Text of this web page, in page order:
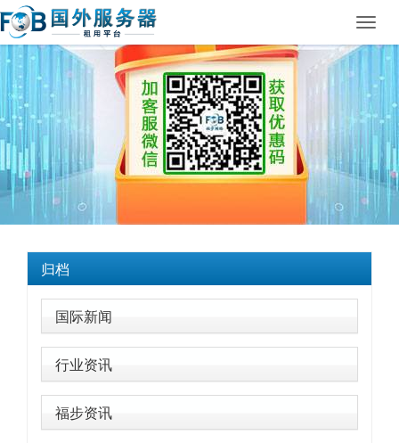
归档
国际新闻
行业资讯
福步资讯